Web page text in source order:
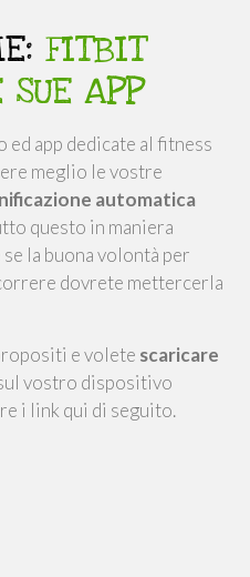
FITBIT
APP
ed app dedicate al fitness
meglio le vostre
automatica
questo in maniera
la buona volontà per
dovrete mettercerla
e volete scaricare
vostro dispositivo
i link qui di seguito.